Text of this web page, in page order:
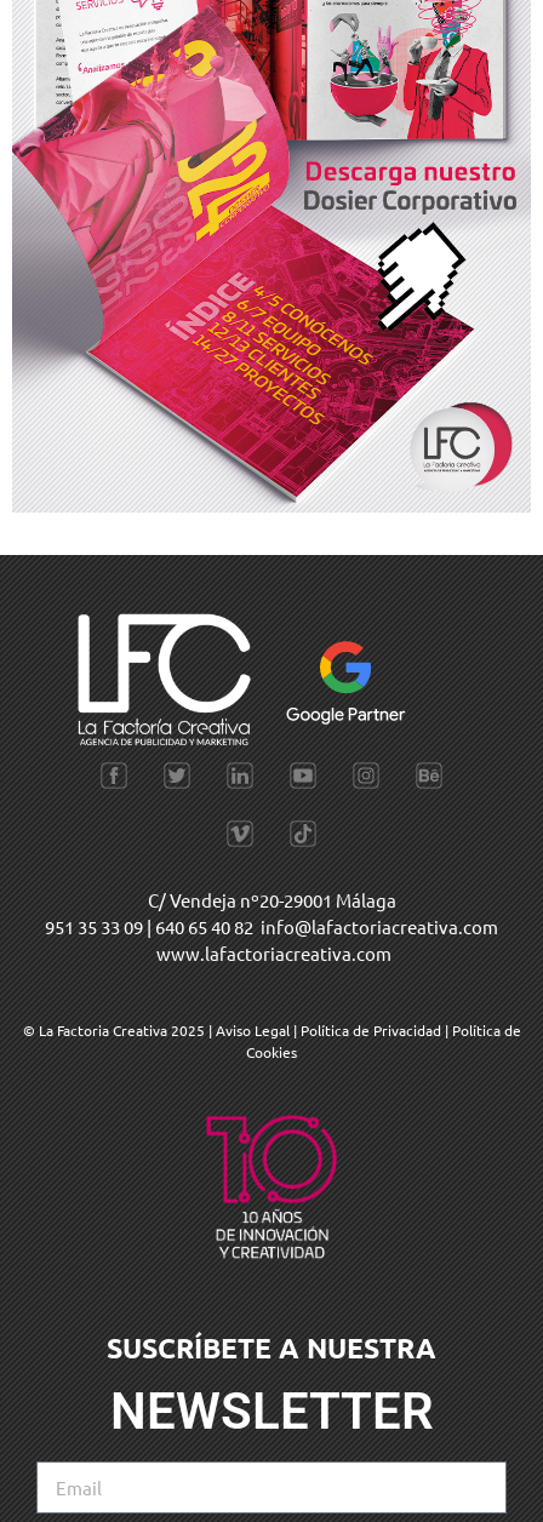
C/ Vendeja nº20-29001 Málaga
951 35 33 09 | 640 65 40 82 info@lafactoriacreativa.com
www.lafactoriacreativa.com
© La Factoria Creativa 2025 |Aviso Legal | Política de Privacidad | Política de
Cookies
SUSCRÍBETE A NUESTRA
NEWSLETTER